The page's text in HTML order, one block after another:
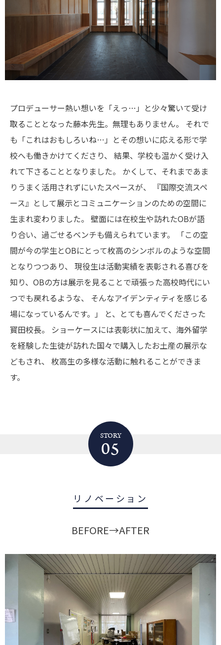
プロデューサー熱い想いを「えっ…」と少々驚いて受け
取ることとなった藤本先生。無理もありません。
それで
も「これはおもしろいね…」とその想いに応える形で学
校へも働きかけてくださり、 結果、学校も温かく受け入
れて下さることとなりました。
かくして、それまであま
りうまく活用されずにいたスペースが、
『国際交流スペ
ース』として展示とコミュニケーションのための空間に
生まれ変わりました。 壁面には在校生や訪れたOBが語
り合い、過ごせるベンチも備えられています。
「この空
間が今の学生とOBにとって枚高のシンボルのような空間
となりつつあり、 現役生は活動実績を表彰される喜びを
知り、OBの方は展示を見ることで頑張った高校時代にい
つでも戻れるような、
そんなアイデンティティを感じる
場になっているんです。」
と、とても喜んでくださった
寳田校長。
ショーケースには表彰状に加えて、海外留学
を経験した生徒が訪れた国々で購入したお土産の展示な
どもされ、 枚高生の多様な活動に触れることができま
す。
STORY
05
リノベーション
BEFORE→AFTER